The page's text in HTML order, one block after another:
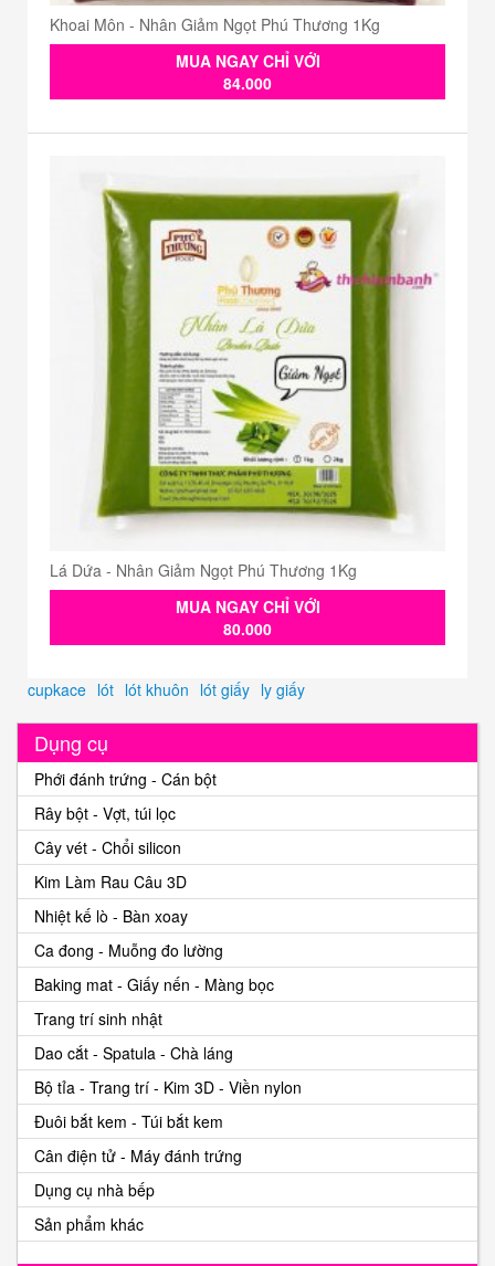
Khoai Môn - Nhân Giảm Ngọt Phú Thương 1Kg
MUA NGAY CHỈ VỚI
84.000
Lá Dứa - Nhân Giảm Ngọt Phú Thương 1Kg
MUA NGAY CHỈ VỚI
80.000
cupkace lót lót khuôn lót giấy ly giấy
Dụng cụ
Phới đánh trứng - Cán bột
Rây bột - Vợt, túi lọc
Cây vét - Chổi silicon
Kim Làm Rau Câu 3D
Nhiệt kế lò - Bàn xoay
Ca đong - Muỗng đo lường
Baking mat - Giấy nến - Màng bọc
Trang trí sinh nhật
Dao cắt - Spatula - Chà láng
Bộ tỉa - Trang trí - Kim 3D - Viền nylon
Đuôi bắt kem - Túi bắt kem
Cân điện tử - Máy đánh trứng
Dụng cụ nhà bếp
Sản phẩm khác